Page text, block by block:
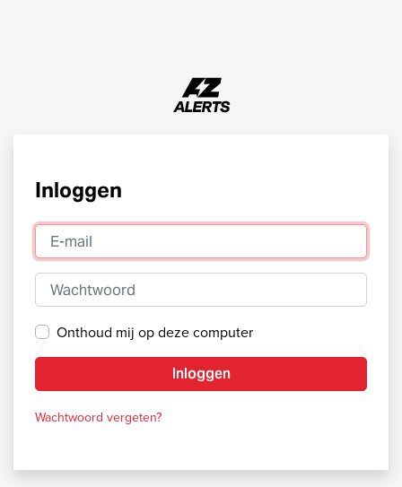
Inloggen
E-mail
Wachtwoord
Onthoud mij op deze computer
Inloggen
Wachtwoord vergeten?